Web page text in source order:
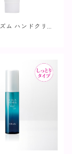
ム ハンドクリー
】